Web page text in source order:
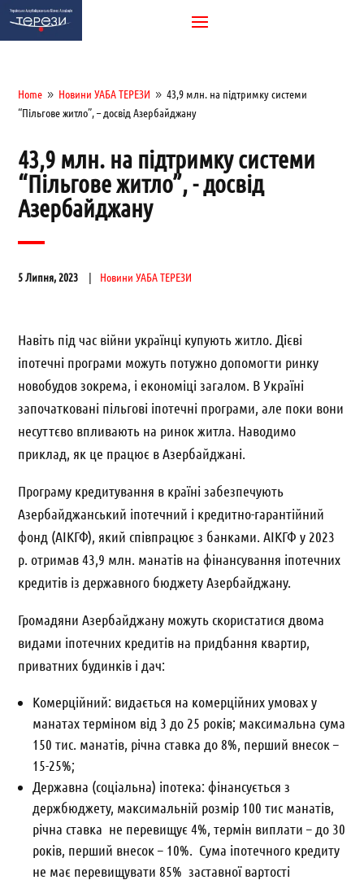
Home 9 Новини УАБА ТЕРЕЗИ 9 43,9 млн. на підтримку системи
“Пільгове житло”, – досвід Азербайджану
43,9 млн. на підтримку системи
“Пільгове житло”, - досвід
Азербайджану
5 Липня, 2023 Новини УАБА ТЕРЕЗИ
Навіть під час війни українці купують житло. Дієві
іпотечні програми можуть потужно допомогти ринку
новобудов зокрема, і економіці загалом. В Україні
започатковані пільгові іпотечні програми, але поки вони
несуттєво впливають на ринок житла. Наводимо
приклад, як це працює в Азербайджані.
Програму кредитування в країні забезпечують
Азербайджанський іпотечний і кредитно-гарантійний
фонд (АІКГФ), який співпрацює з банками. АІКГФ у 2023
р. отримав 43,9 млн. манатів на фінансування іпотечних
кредитів із державного бюджету Азербайджану.
Громадяни Азербайджану можуть скористатися двома
видами іпотечних кредитів на придбання квартир,
приватних будинків і дач:
Комерційний: видається на комерційних умовах у
манатах терміном від 3 до 25 років; максимальна сума
150 тис. манатів, річна ставка до 8%, перший внесок –
15-25%;
Державна (соціальна) іпотека: фінансується з
держбюджету, максимальній розмір 100 тис манатів,
річна ставка не перевищує 4%, термін виплати – до 30
років, перший внесок – 10%. Сума іпотечного кредиту
не має перевищувати 85% заставної вартості